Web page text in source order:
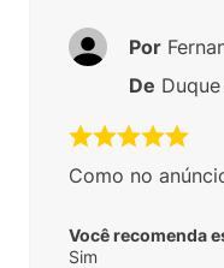
Como no
Você recomenda
Sim
Por
De